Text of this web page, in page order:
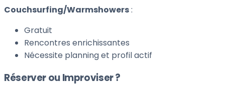
Couchsurfing/Warmshowers:
Gratuit
Rencontres enrichissantes
Nécessite planning et profil actif
Réserver ou Improviser ?